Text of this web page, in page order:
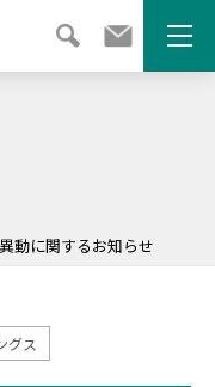
メニ
動に関するお知らせ
グス